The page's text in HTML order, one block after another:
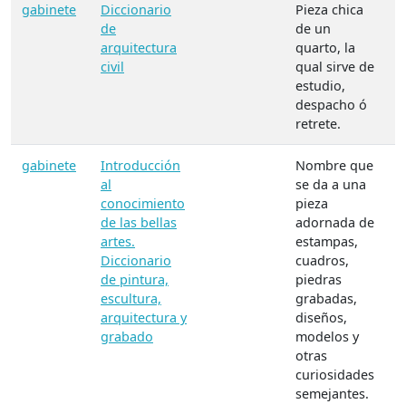
gabinete
Diccionario
de
arquitectura
civil
Pieza chica
de un
quarto, la
qual sirve de
estudio,
despacho ó
retrete.
gabinete
Introducción
al
conocimiento
de las bellas
artes.
Diccionario
de pintura,
escultura,
arquitectura y
grabado
Nombre que
se da a una
pieza
adornada de
estampas,
cuadros,
piedras
grabadas,
diseños,
modelos y
otras
curiosidades
semejantes.